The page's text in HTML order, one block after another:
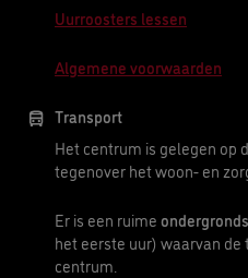
Uurroosters lessen
Algemene voorwaarden
Transport
Het centrum is gelegen op
tegenover het woon- en
Er is een ruime
het eerste uur) waarvan
centrum.